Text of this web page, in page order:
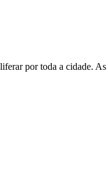
por toda a cidade.